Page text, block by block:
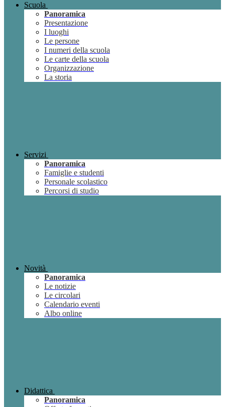
Scuola
Panoramica
Presentazione
I luoghi
Le persone
I numeri della scuola
Le carte della scuola
Organizzazione
La storia
Servizi
Panoramica
Famiglie e studenti
Personale scolastico
Percorsi di studio
Novità
Panoramica
Le notizie
Le circolari
Calendario eventi
Albo online
Didattica
Panoramica